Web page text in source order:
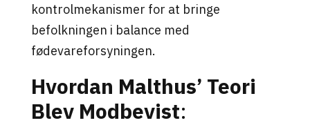
kontrolmekanismer for at bringe
befolkningen i balance med
fødevareforsyningen.
Hvordan Malthus’ Teori
Blev Modbevist: